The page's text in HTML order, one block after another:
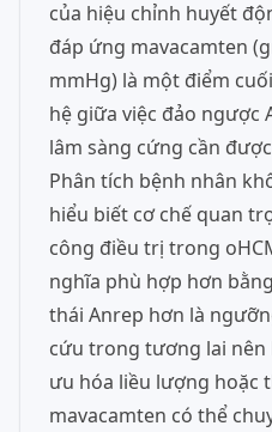
của hiệu chỉnh huyết
đáp ứng mavacamten
mmHg) là một điểm
hệ giữa việc đảo ngược
lâm sàng cứng cần
Phân tích bệnh nhân
hiểu biết cơ chế quan
công điều trị trong
nghĩa phù hợp hơn
thái Anrep hơn là
cứu trong tương lai nên
ưu hóa liều lượng hoặc
mavacamten có thể